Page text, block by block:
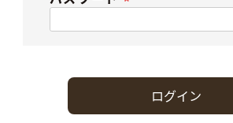
ログイン